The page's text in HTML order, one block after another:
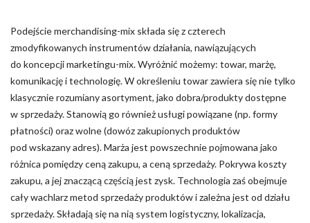
Podejście merchandising-mix składa się z czterech
zmodyfikowanych instrumentów działania, nawiązujących
do koncepcji marketingu-mix. Wyróżnić możemy: towar, marżę,
komunikację i technologię. W określeniu towar zawiera się nie tylko
klasycznie rozumiany asortyment, jako dobra/produkty dostępne
w sprzedaży. Stanowią go również usługi powiązane (np. formy
płatności) oraz wolne (dowóz zakupionych produktów
pod wskazany adres). Marża jest powszechnie pojmowana jako
różnica pomiędzy ceną zakupu, a ceną sprzedaży. Pokrywa koszty
zakupu, a jej znaczącą częścią jest zysk. Technologia zaś obejmuje
cały wachlarz metod sprzedaży produktów i zależna jest od działu
sprzedaży. Składają się na nią system logistyczny, lokalizacja,
Zapisz moje preferencje
Akceptuj wszystko